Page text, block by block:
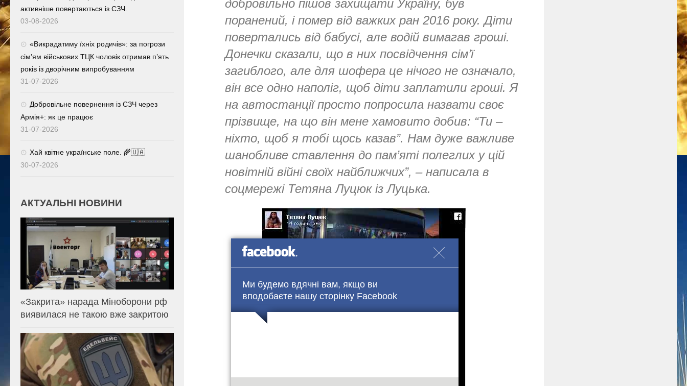
Ми будемо вдячні вам, якщо ви
вподобаєте нашу сторінку Facebook
добровільно пішов захищати Україну, був
поранений, і помер від важких ран 2016 року. Діти
повертались від бабусі, але водій вимагав гроші.
Донечки сказали, що в них посвідчення сім’ї
загиблого, але для шофера це нічого не означало,
він все одно наполіг, щоб діти заплатили гроші. Я
на автостанції просто попросила назвати своє
прізвище, на що він мене хамовито добив: “Ти –
ніхто, щоб я тобі щось казав”. Нам дуже важливе
шанобливе ставлення до пам’яті полеглих у цій
новітній війні своїх найближчих”, – написала в
соцмережі Тетяна Луцюк із Луцька.
активніше повертаються із СЗЧ.
03-08-2026
«Викрадатиму їхніх родичів»: за погрози
сім’ям військових ТЦК чоловік отримав п’ять
років із дворічним випробуванням
31-07-2026
Добровільне повернення із СЗЧ через
Армія+: як це працює
31-07-2026
Хай квітне українське поле. 🌾🇺🇦
30-07-2026
АКТУАЛЬНІ НОВИНИ
«Закрита» нарада Міноборони рф
виявилася не такою вже закритою